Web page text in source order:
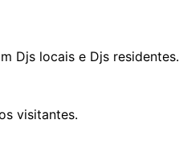
Djs locais e Djs residentes.
visitantes.